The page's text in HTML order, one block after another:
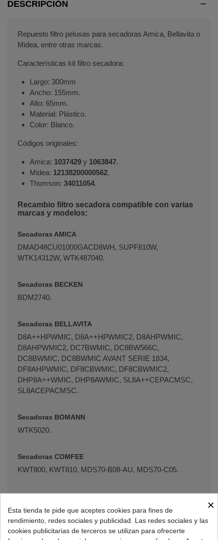
DESCRIPCIÓN
Repuesto filtro pelusas para secadoras Amica, Bellavita o
Midea, entre otras marcas.
Características kit filtro secadora:
Largo: 300mm
Ancho: 155mm.
Alto: 65mm.
Material: Plástico.
Color: Blanco.
Códigos originales:
Amica: 1037429 y 1063847.
Midea: 12138200000562.
Thomson: 34011054.
Recambio filtro secadora compatible con varias
marcas y modelos:
Secadoras AMICA
DMAD48CU01000GACD8WH, SUPF810W,
WTK14312W, WTK487040.
Secadoras BECKEN
BDM2740.
Secadoras BELLAVITA
D8A++HPWMIC, D8A++HPWMIC2, D8AHPWMIC,
D8AHPWMIC2, DC7BWMIC, DC8BW566C,
DC8BWMIC, DC8BWMIC AVANT SERIE 1834,
DF8AHPWMIC, DF8CBWMIC, DF8CBWMIC2,
DHP8A++WMIC, DHP8AWMIC, SL8A++CEPACMSC,
SL8ACEPACMSC.
Secadoras BOMANN
WTK5020.
Secadoras COMFEE
KWT800, KWT810, MDS70-B08-AU, MDS70-C05.
Secadoras CURTISS
MSC70EBDI, MSC80EBDI, SC7DB.
Secadoras DOMEOS
Terminal de consulta○ Motor activo -Filtro
pelusas secadora AMICA MIDEA
×
Esta tienda te pide que aceptes cookies para fines de
rendimiento, redes sociales y publicidad. Las redes sociales y las
cookies publicitarias de terceros se utilizan para ofrecerte